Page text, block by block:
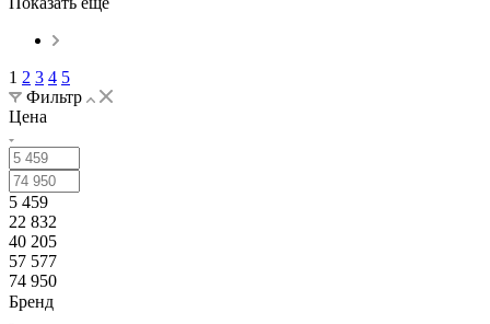
1 2 3 4 5
Фильтр
Цена
5 459
22 832
40 205
57 577
74 950
Бренд